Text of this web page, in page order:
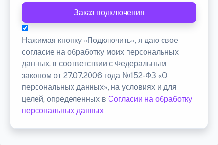
Заказ подключения
Нажимая кнопку «Подключить», я даю свое
согласие на обработку моих персональных
данных, в соответствии с Федеральным
законом от 27.07.2006 года №152-ФЗ «О
персональных данных», на условиях и для
целей, определенных в Согласии на обработку
персональных данных